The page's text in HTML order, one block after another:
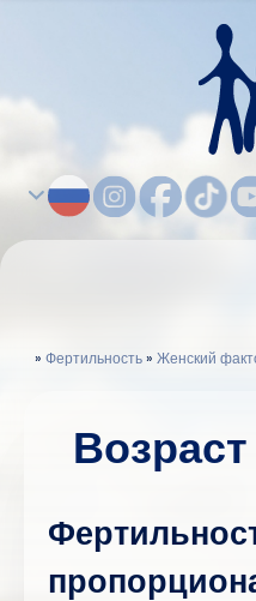
» Фертильность» Женский